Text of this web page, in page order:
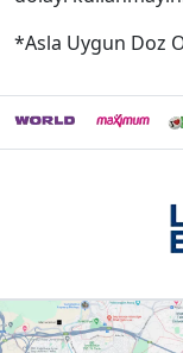
*Asla Uygun Doz